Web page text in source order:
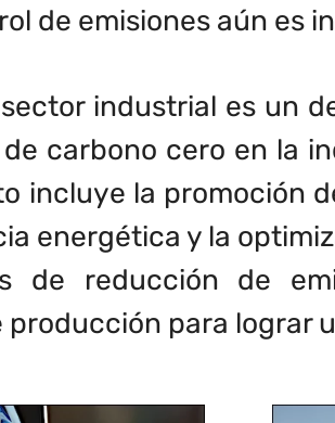
de emisiones aún es
industrial es un
carbono cero en la
incluye la promoción
energética y la
de reducción de
para lograr